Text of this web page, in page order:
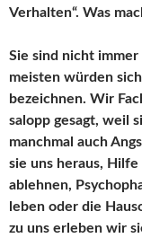
Verhalten“. Was
Sie sind nicht
meisten würden
bezeichnen. Wir
salopp gesagt, weil
manchmal auch
sie uns heraus,
ablehnen,
leben oder die
zu uns erleben wir